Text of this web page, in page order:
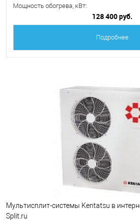
Мощность обогрева, кВт:
128 400 руб.
Подробнее
Мультисплит-системы Kentatsu в
Split.ru